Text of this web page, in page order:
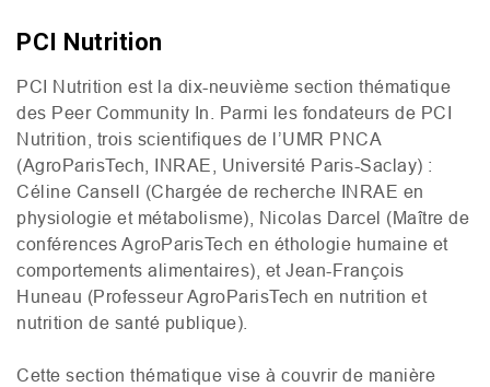
PCI Nutrition
PCI Nutrition est la dix-neuvième section thématique
des Peer Community In. Parmi les fondateurs de PCI
Nutrition, trois scientifiques de l’UMR PNCA
(AgroParisTech, INRAE , Université Paris-Saclay) :
Céline Cansell (Chargée de recherche INRAE en
physiologie et métabolisme), Nicolas Darcel (Maître de
conférences AgroParisTech en éthologie humaine et
comportements alimentaires), et Jean-François
Huneau (Professeur AgroParisTech en nutrition et
nutrition de santé publique).
Cette section thématique vise à couvrir de manière